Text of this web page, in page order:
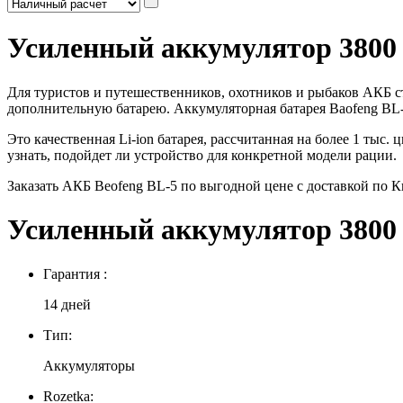
Усиленный аккумулятор
Для туристов и путешественников, охотников и рыбаков АКБ
дополнительную батарею. Аккумуляторная батарея Baofeng
Это качественная Li-ion батарея, рассчитанная на более 1
узнать, подойдет ли устройство для конкретной модели рации.
Заказать АКБ Beofeng BL-5 по выгодной цене с доставкой по
Усиленный аккумулятор
Гарантия :
14 дней
Тип:
Аккумуляторы
Rozetka: